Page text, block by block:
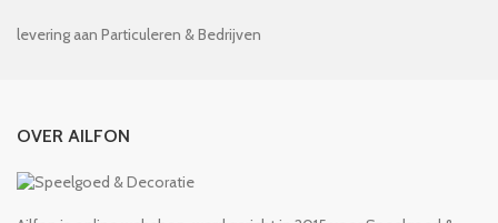
levering aan Particuleren & Bedrijven
OVER AILFON